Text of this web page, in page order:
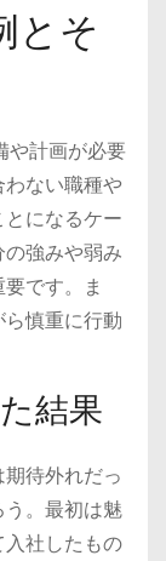
とそ
や計画が必要
ない職種や
になるケー
強みや弱み
です。ま
慎重に行動
結果
待外れだっ
。最初は魅
社したもの